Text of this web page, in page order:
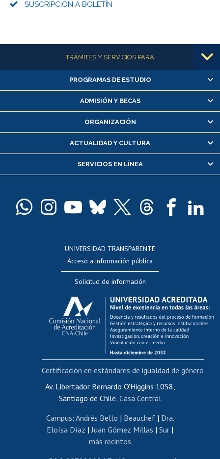
SUSCRIPCIÓN A BOLETÍN
Más informaciónTRÁMITES Y SERVICIOS PARA
Alumnas/os y exalumnas/os
Matrícula en línea
Inscripción y cambio de asignaturas
Consulta y certificado de notas
Servicio médico y dental
Pago de arancel y crédito alumnos
Docentes
Evaluación docente
Calificación académica
Postulación al AUCAI
Funcionarias/os
Cursos internos de capacitación
Bienestar del personal
Portal de movilidad interna
Certificado de renta
Certificado de renta honorarios
Editar páginas blancas
Extranjeras/os
PROGRAMAS DE ESTUDIO
ADMISIÓN Y BECAS
ORGANIZACIÓN
ACTUALIDAD Y CULTURA
SERVICIOS EN LÍNEA
UNIVERSIDAD TRANSPARENTE
Acceso a información pública
Solicitud de información
Av. Libertador Bernardo O'Higgins 1058,
Santiago de Chile, Casa Central
Campus: Andrés Bello | Beauchef| Dra.
Eloísa Díaz |Juan Gómez Millas | Sur |
más recintos
Certificación en estándares de igualdad de género